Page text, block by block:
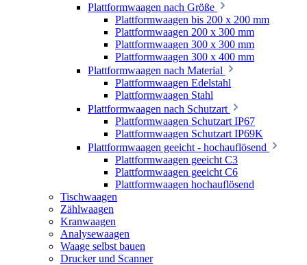
Plattformwaagen nach Größe
Plattformwaagen bis 200 x 200 mm
Plattformwaagen 200 x 300 mm
Plattformwaagen 300 x 300 mm
Plattformwaagen 300 x 400 mm
Plattformwaagen nach Material
Plattformwaagen Edelstahl
Plattformwaagen Stahl
Plattformwaagen nach Schutzart
Plattformwaagen Schutzart IP67
Plattformwaagen Schutzart IP69K
Plattformwaagen geeicht - hochauflösend
Plattformwaagen geeicht C3
Plattformwaagen geeicht C6
Plattformwaagen hochauflösend
Tischwaagen
Zählwaagen
Kranwaagen
Analysewaagen
Waage selbst bauen
Drucker und Scanner